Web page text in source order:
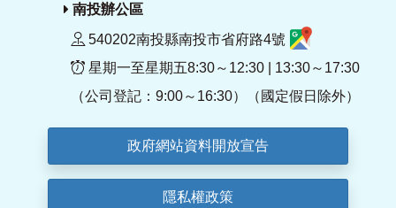
南投辦公區
540202南投縣南投市省府路4號
星期一至星期五8:30～12:30 | 13:30～17:30
（公司登記：9:00～16:30）（國定假日除外）
政府網站資料開放宣告
隱私權政策